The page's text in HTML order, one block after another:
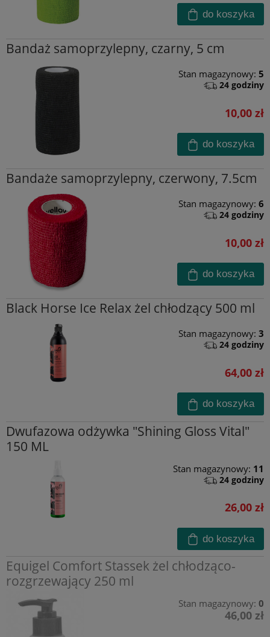
do koszyka
Bandaż samoprzylepny, czarny, 5 cm
Stan magazynowy: 5
24 godziny
10,00 zł
do koszyka
Bandaże samoprzylepny, czerwony, 7.5cm
Stan magazynowy: 6
24 godziny
10,00 zł
do koszyka
Black Horse Ice Relax żel chłodzący 500 ml
Stan magazynowy: 3
24 godziny
64,00 zł
do koszyka
Dwufazowa odżywka "Shining Gloss Vital"
150 ML
Stan magazynowy: 11
24 godziny
26,00 zł
do koszyka
Equigel Comfort Stassek żel chłodząco-
rozgrzewający 250 ml
Stan magazynowy: 0
46,00 zł